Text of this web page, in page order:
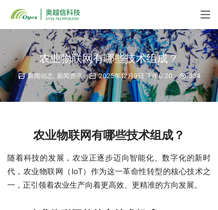
农业物联网有哪些技术组成？
新闻动态 新闻资讯 2025年12月9日 下午6:20 334
农业物联网有哪些技术组成？
随着科技的发展，农业正逐步迈向智能化、数字化的新时
代，农业物联网（IoT）作为这一革命性转型的核心技术之
一，正引领着农业生产向着更高效、更精准的方向发展。